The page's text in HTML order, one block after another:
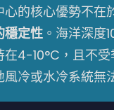
心的核心優勢不在
穩定性 。海洋深度
在4-10°C，且不
風冷或水冷系統無